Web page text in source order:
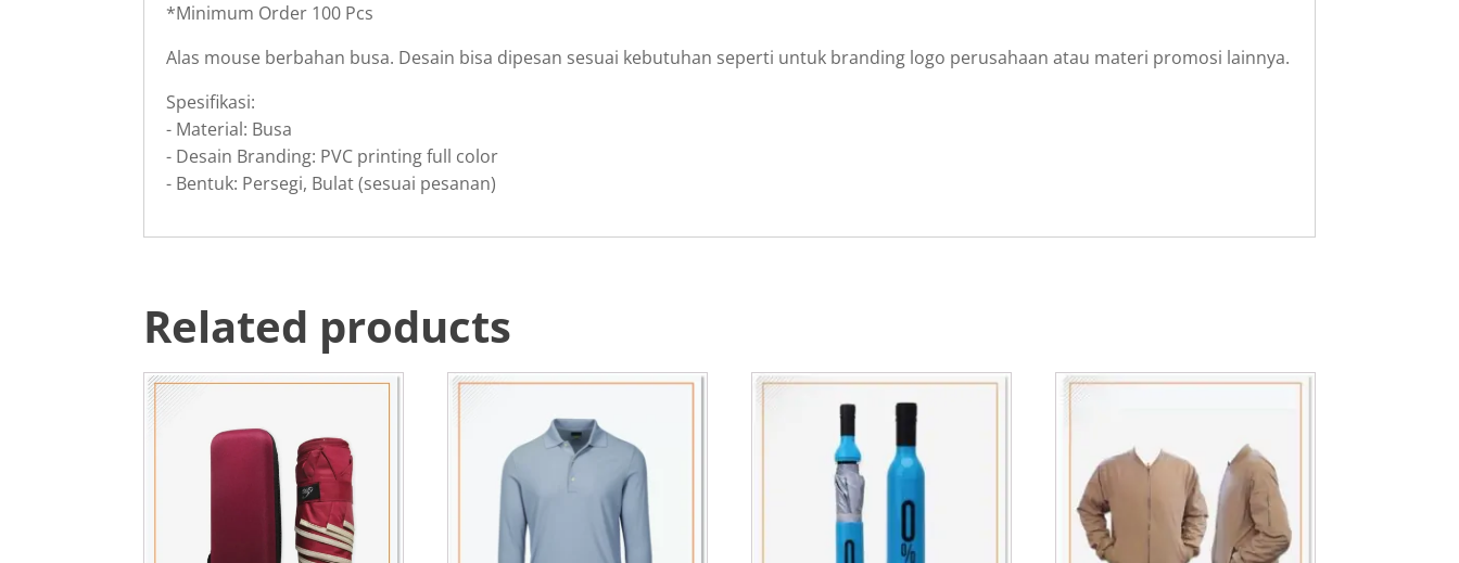
*Minimum Order 100 Pcs
Alas mouse berbahan busa. Desain bisa dipesan sesuai kebutuhan seperti untuk branding logo perusahaan atau materi promosi lainnya.
Spesifikasi:
- Material: Busa
- Desain Branding: PVC printing full color
- Bentuk: Persegi, Bulat (sesuai pesanan)
Related products